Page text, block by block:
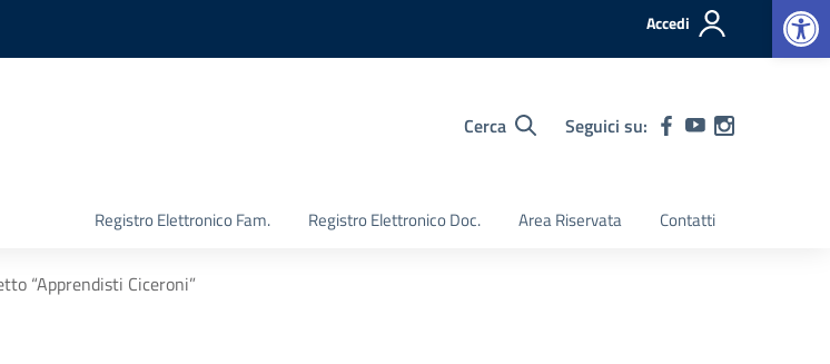
Accedi
Cerca Seguici su:
Registro Elettronico Fam. Registro Elettronico Doc. Area Riservata Contatti
“Apprendisti Ciceroni”